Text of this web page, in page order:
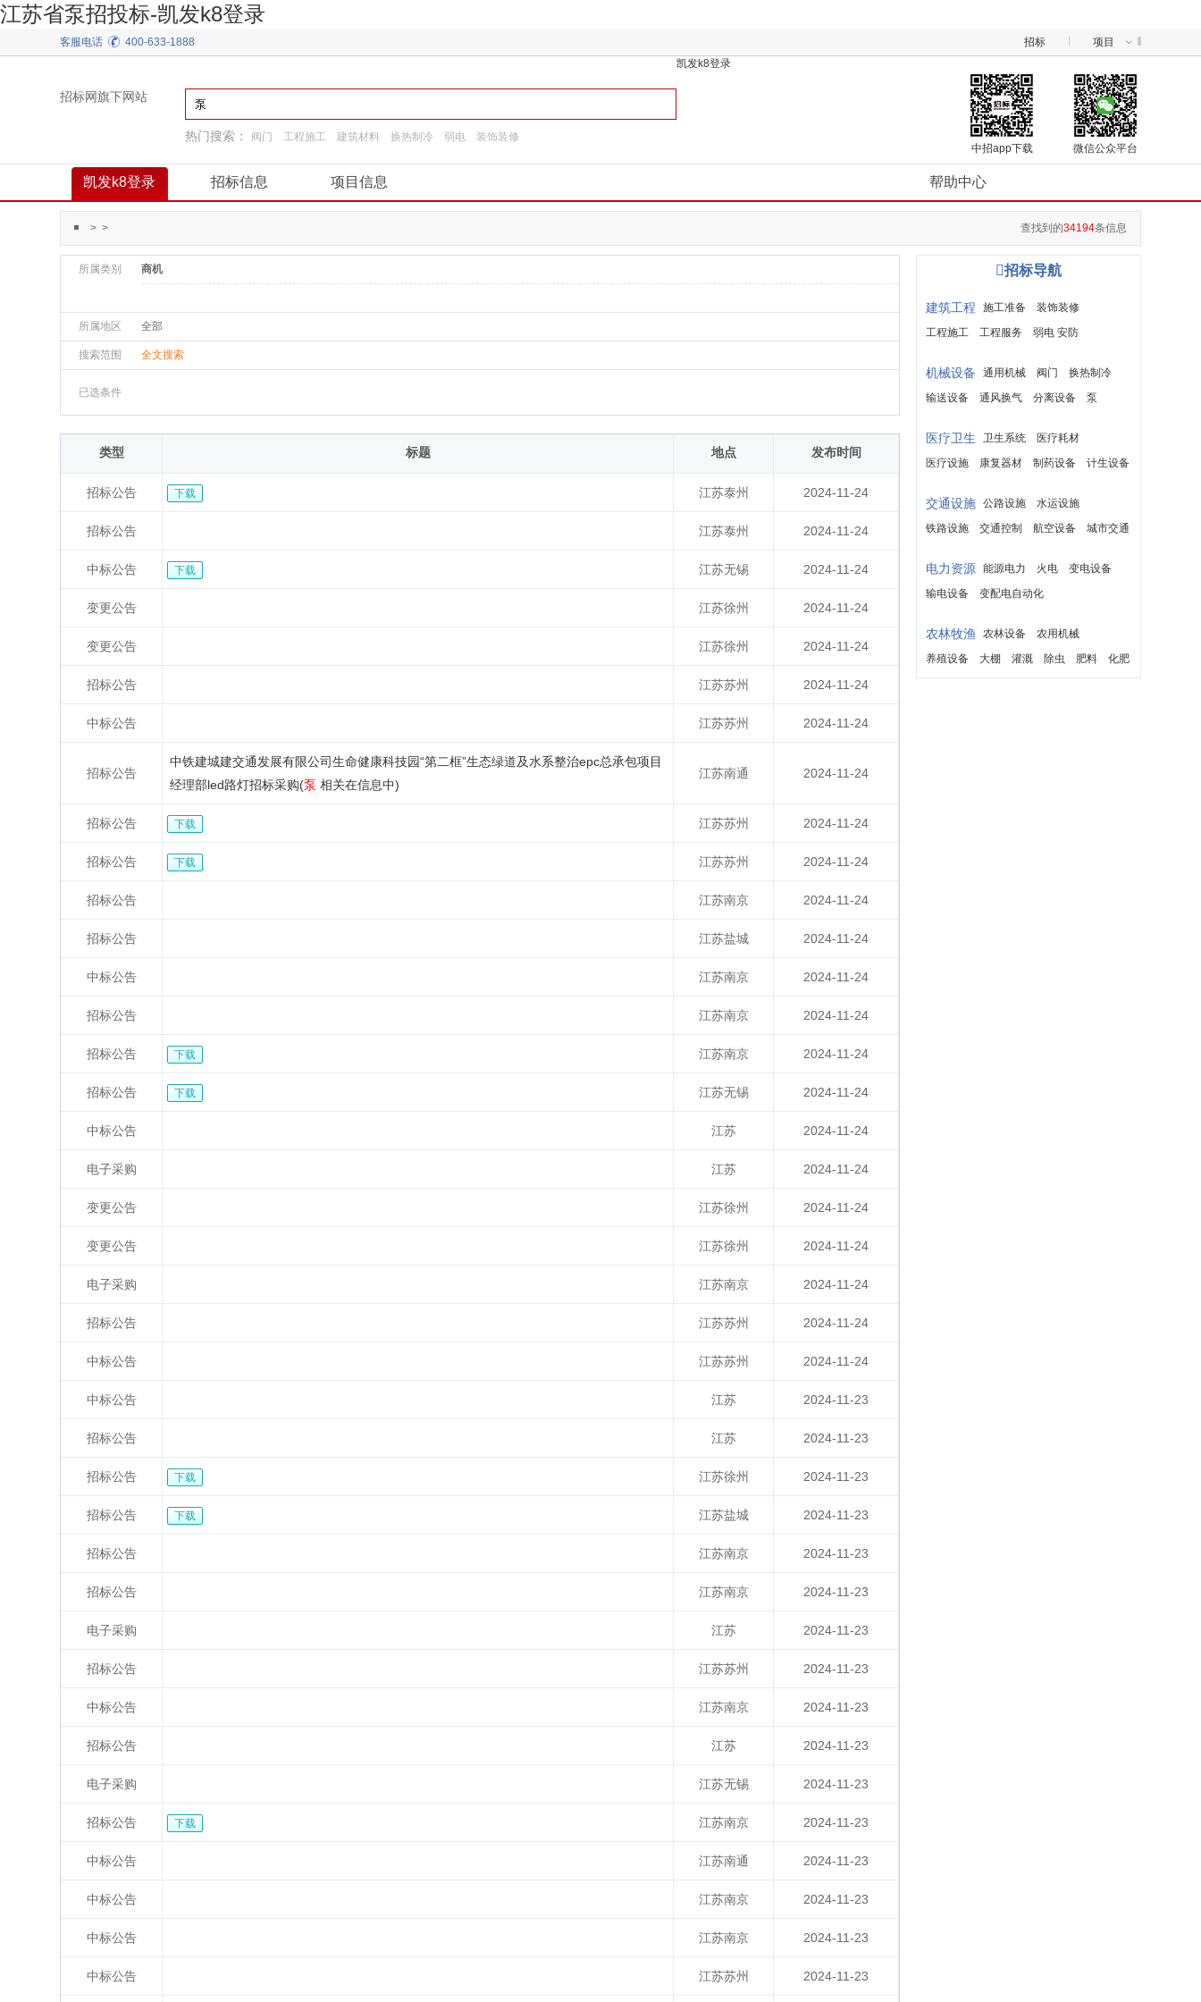
江苏省泵招投标-凯发k8登录
客服电话 400-633-1888 招标
项目
凯发k8登录
招标网旗下网站
热门搜索： 阀门 工程施工 建筑材料 换热制冷 弱电
装饰装修
微信公众平台
中招app下载
凯发k8登录 招标信息 项目信息 帮助中心
> > 查找到的34194条信息
所属类别 商机
所属地区 全部
搜索范围 全文搜索
已选条件
类型 标题 地点 发布时间
招标公告 下载 江苏泰州 2024-11-24
招标公告 江苏泰州 2024-11-24
中标公告 下载 江苏无锡 2024-11-24
变更公告 江苏徐州 2024-11-24
变更公告 江苏徐州 2024-11-24
招标公告 江苏苏州 2024-11-24
中标公告 江苏苏州 2024-11-24
招标公告
中铁建城建交通发展有限公司生命健康科技园“第二框”生态绿道及水系整治epc总承包项目
经理部led路灯招标采购(泵 相关在信息中)
江苏南通 2024-11-24
招标公告 下载 江苏苏州 2024-11-24
招标公告 下载 江苏苏州 2024-11-24
招标公告 江苏南京 2024-11-24
招标公告 江苏盐城 2024-11-24
中标公告 江苏南京 2024-11-24
招标公告 江苏南京 2024-11-24
招标公告 下载 江苏南京 2024-11-24
招标公告 下载 江苏无锡 2024-11-24
中标公告 江苏 2024-11-24
电子采购 江苏 2024-11-24
变更公告 江苏徐州 2024-11-24
变更公告 江苏徐州 2024-11-24
电子采购 江苏南京 2024-11-24
招标公告 江苏苏州 2024-11-24
中标公告 江苏苏州 2024-11-24
中标公告 江苏 2024-11-23
招标公告 江苏 2024-11-23
招标公告 下载 江苏徐州 2024-11-23
招标公告 下载 江苏盐城 2024-11-23
招标公告 江苏南京 2024-11-23
招标公告 江苏南京 2024-11-23
电子采购 江苏 2024-11-23
招标公告 江苏苏州 2024-11-23
中标公告 江苏南京 2024-11-23
招标公告 江苏 2024-11-23
电子采购 江苏无锡 2024-11-23
招标公告 下载 江苏南京 2024-11-23
中标公告 江苏南通 2024-11-23
中标公告 江苏南京 2024-11-23
中标公告 江苏南京 2024-11-23
中标公告 江苏苏州 2024-11-23
招标导航
建筑工程 施工准备
装饰装修
工程施工
工程服务
弱电 安防
机械设备 通用机械 阀门
换热制冷
输送设备
通风换气 分离设备 泵
医疗卫生 卫生系统
医疗耗材
医疗设施
康复器材 制药设备
计生设备
交通设施 公路设施
水运设施
铁路设施
交通控制 航空设备 城市交通
电力资源 能源电力 火电
变电设备
输电设备
变配电自动化
农林牧渔 农林设备
农用机械
养殖设备
大棚 灌溉 除虫 肥料
化肥